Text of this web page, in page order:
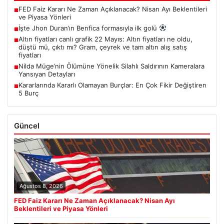
■FED Faiz Kararı Ne Zaman Açıklanacak? Nisan Ayı Beklentileri
ve Piyasa Yönleri
■İşte Jhon Duran’ın Benfica formasıyla ilk golü
■Altın fiyatları canlı grafik 22 Mayıs: Altın fiyatları ne oldu,
düştü mü, çıktı mı? Gram, çeyrek ve tam altın alış satış
fiyatları
■Nilda Müge’nin Ölümüne Yönelik Silahlı Saldırının Kameralara
Yansıyan Detayları
■Kararlarında Kararlı Olamayan Burçlar: En Çok Fikir Değiştiren
5 Burç
Güncel
Ağustos 8, 2026
FED Faiz Kararı Ne Zaman Açıklanacak? Nisan Ayı
Beklentileri ve Piyasa Yönleri